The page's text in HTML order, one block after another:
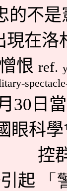
的不
在
恨 ref.
30日
眼科
控
起